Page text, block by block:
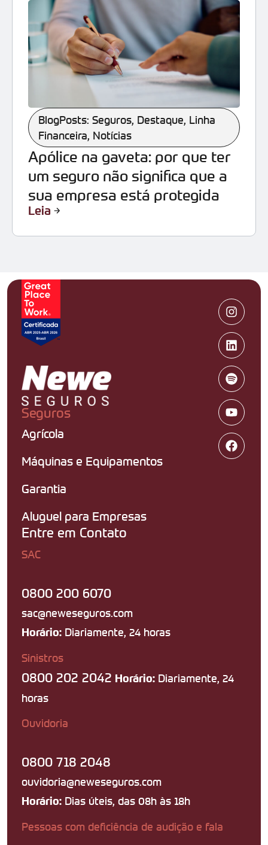
BlogPosts: Seguros, Destaque, Linha
Financeira, Notícias
Apólice na gaveta: por que ter
um seguro não significa que a
sua empresa está protegida
Leia
Seguros
Agrícola
Máquinas e Equipamentos
Garantia
Aluguel para Empresas
Entre em Contato
SAC
0800 200 6070
sac@neweseguros.com
Horário: Diariamente, 24 horas
Sinistros
0800 202 2042 Horário: Diariamente, 24
horas
Ouvidoria
0800 718 2048
ouvidoria@neweseguros.com
Horário: Dias úteis, das 08h às 18h
Pessoas com deficiência de audição e fala